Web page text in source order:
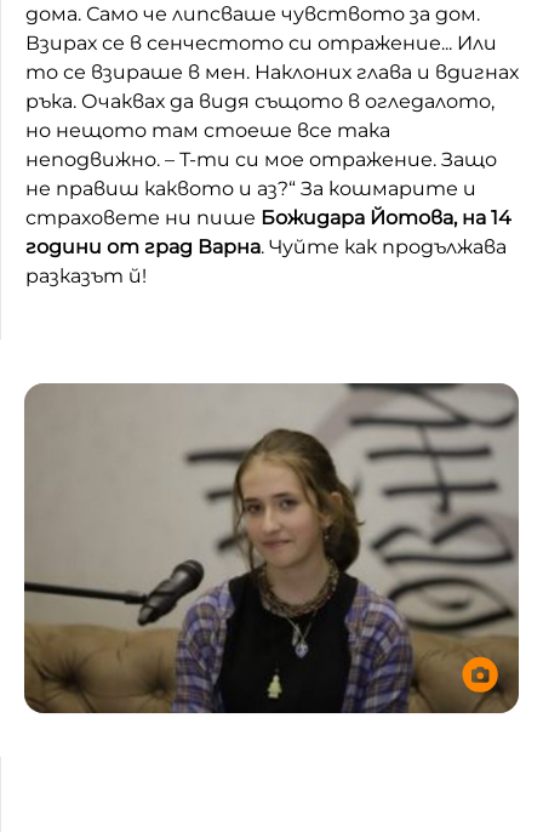
дома. Само че липсваше чувството за дом.
Взирах се в сенчестото си отражение... Или
то се взираше в мен. Наклоних глава и вдигнах
ръка. Очаквах да видя същото в огледалото,
но нещото там стоеше все така
неподвижно. – Т-ти си мое отражение. Защо
не правиш каквото и аз?“ За кошмарите и
страховете ни пише Божидара Йотова, на 14
години от град Варна. Чуйте как продължава
разказът й!